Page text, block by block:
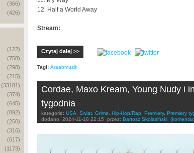
(366)
(426)
(122)
(758)
(298)
(215)
(33181)
(374)
(645)
(892)
(250)
(316)
(617)
(1173)
12. Half a World Away
Stream:
Czytaj dalej >>
Tagi: Araabmuzik
Cordae, Maxo Kream, Young Nudy i
tygodnia
kategorie: USA Świat Grime Hip-Hop/Rap Premiery, Premiery
dodano: 2024-11-18 22:15 przez: Bartosz Skolasiński